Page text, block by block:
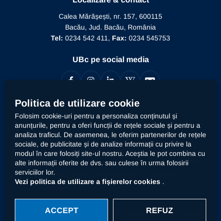
Relații internaționale
Informații de interes public
Documente interne
Recunoaștere conducător doctorat
Calea Mărășești, nr. 157, 600115
Bacău, Jud. Bacău, România
Tel: 0234 542 411, Fax: 0234 545753
UBc pe social media
Contact
Universitatea „Vasile Alecsandri” din Bacău prelucrează
datele dumneavoastră cu caracter personal, respectiv
imaginea prin mijloace automatizate. Accesațideclarația
privind prelucrarea datelor cu caracter
personal
© 2026 Universitatea „Vasile Alecsandri” din Bacău.
Politica de utilizare cookie
Folosim cookie-uri pentru a personaliza conținutul și
anunțurile, pentru a oferi funcții de rețele sociale și pentru a
analiza traficul. De asemenea, le oferim partenerilor de rețele
sociale, de publicitate și de analize informații cu privire la
modul în care folosiți site-ul nostru. Aceștia le pot combina cu
alte informații oferite de dvs. sau culese în urma folosirii
serviciilor lor.
Vezi politica de utilizare a fișierelor cookies .
ACCEPT REFUZ